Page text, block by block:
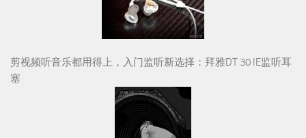
剪视频听音乐都用得上，入门监听新选择：拜雅DT 30 IE监听耳
塞